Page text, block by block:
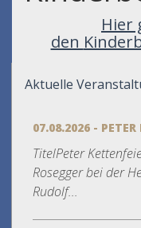
Hier
den
Aktuelle
07.08.2026 - PETER
TitelPeter
Rosegger bei der
Rudolf...